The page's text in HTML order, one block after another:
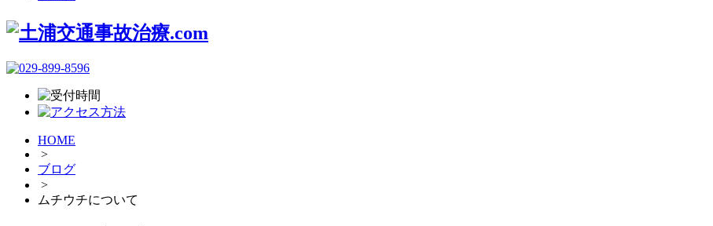
HOME
>
ブログ
>
ムチウチについて